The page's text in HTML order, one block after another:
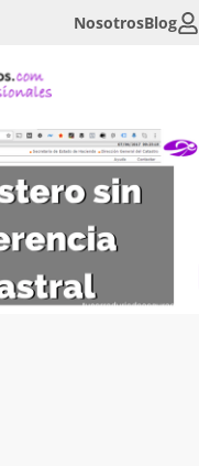
NosotrosBlog